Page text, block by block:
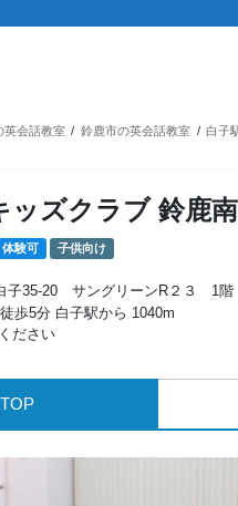
英会話教室 鈴鹿市の英会話教室 白子
ッズクラブ 鈴鹿
体験可 子供向け
子35-20 サングリーンR２３ 1階
歩5分 白子駅から 1040m
ださい
TOP